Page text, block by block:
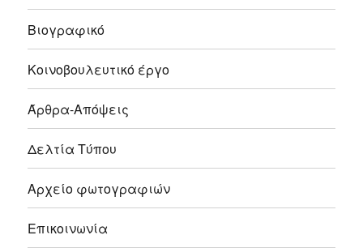
Βιογραφικό
Κοινοβουλευτικό έργο
Άρθρα-Απόψεις
Δελτία Τύπου
Αρχείο φωτογραφιών
Επικοινωνία